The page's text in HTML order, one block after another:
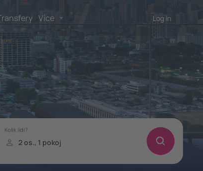
Více Log in